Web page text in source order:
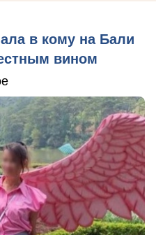
в кому на Бали
вином